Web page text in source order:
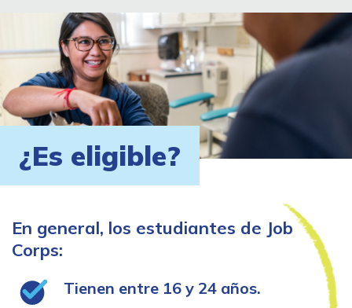
¿Es eligible?
En general, los estudiantes de Job
Corps:
Tienen entre 16 y 24 años.